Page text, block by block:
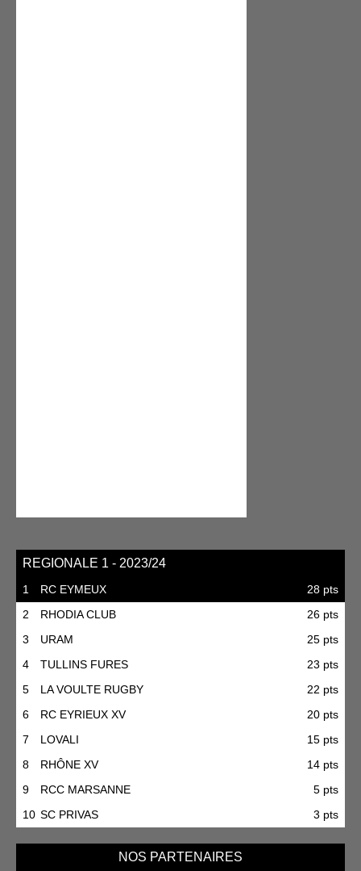
REGIONALE 1 - 2023/24
1 RC EYMEUX
28 pts
2
RHODIA CLUB
26 pts
3
URAM
25 pts
4
TULLINS FURES
23 pts
5
LA VOULTE RUGBY
22 pts
6
RC EYRIEUX XV
20 pts
7
LOVALI
15 pts
8
RHÔNE XV
14 pts
9
RCC MARSANNE
5 pts
10 SC PRIVAS 3 pts
NOS PARTENAIRES